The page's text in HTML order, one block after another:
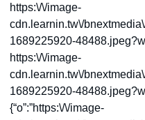
https:\/\/image-
cdn.learnin.tw\/
1689225920-
https:\/\/image-
cdn.learnin.tw\/
1689225920-
{“o”:”https:\/\/image-